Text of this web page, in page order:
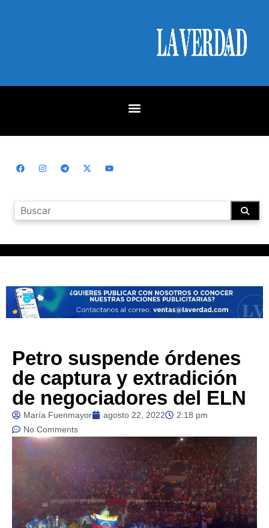
Petro suspende órdenes
de captura y extradición
de negociadores del ELN
María Fuenmayor agosto 22, 2022
2:18 pm
No Comments